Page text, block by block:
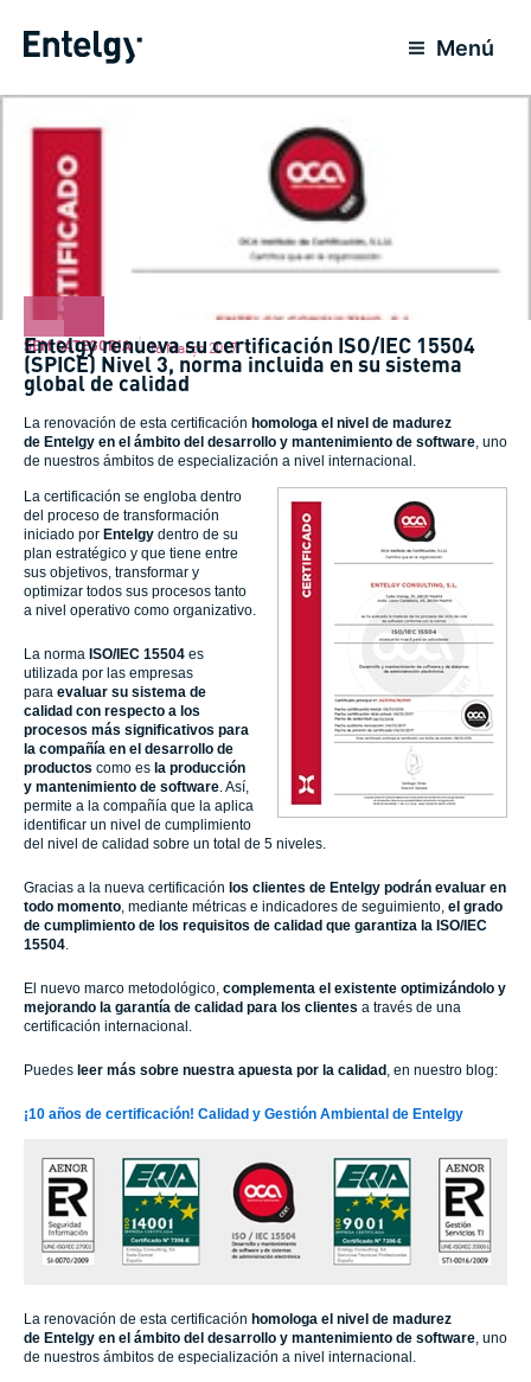
para
conteúdo
Menú
SEM CATEGORIA 16 Março 2017
Entelgy renueva su certificación ISO/IEC 15504
(SPICE) Nivel 3, norma incluida en su sistema
global de calidad
La renovación de esta certificación homologa el nivel de madurez
de Entelgy en el ámbito del desarrollo y mantenimiento de software, uno
de nuestros ámbitos de especialización a nivel internacional.
La certificación se engloba dentro
del proceso de transformación
iniciado por Entelgy dentro de su
plan estratégico y que tiene entre
sus objetivos, transformar y
optimizar todos sus procesos tanto
a nivel operativo como organizativo.
La norma ISO/IEC 15504 es
utilizada por las empresas
para evaluar su sistema de
calidad con respecto a los
procesos más significativos para
la compañía en el desarrollo de
productos como es la producción
y mantenimiento de software . Así,
permite a la compañía que la aplica
identificar un nivel de cumplimiento
del nivel de calidad sobre un total de 5 niveles.
Gracias a la nueva certificación los clientes de Entelgy podrán evaluar en
todo momento , mediante métricas e indicadores de seguimiento, el grado
de cumplimiento de los requisitos de calidad que garantiza la ISO/IEC
15504
El nuevo marco metodológico, complementa el existente optimizándolo y
mejorando la garantía de calidad para los clientes a través de una
certificación internacional.
Puedes leer más sobre nuestra apuesta por la calidad , en nuestro blog:
¡10 años de certificación! Calidad y Gestión Ambiental de Entelgy
La renovación de esta certificación homologa el nivel de madurez
de Entelgy en el ámbito del desarrollo y mantenimiento de software, uno
de nuestros ámbitos de especialización a nivel internacional.